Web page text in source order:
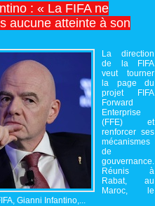
: « La FIFA ne
aucune atteinte à son
La direction
de la FIFA
veut tourner
la page du
projet FIFA
Forward
Enterprise
(FFE) et
renforcer ses
mécanismes
de
gouvernance.
Réunis à
Rabat, au
Maroc, le
Gianni Infantino,...